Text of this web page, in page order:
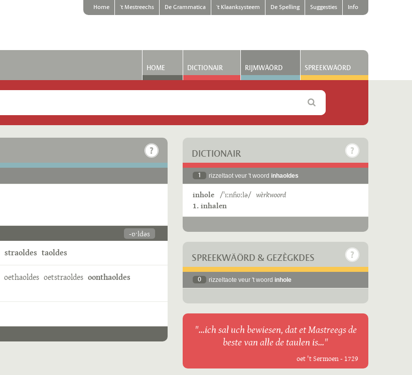
Home 't Mestreechs De Grammatica 't Klaanksysteem De Spelling Suggesties Info
HOME DICTIONAIR RIJMWÄÖRD SPREEKWÄÖRD
-ɒˑldəs
straoldes taoldes
oethaoldes oetstraoldes oonthaoldes
DICTIONAIR
1 rizzeltaot veur 't woord inhaoldes
inhole /ˈɪːnɦʊːlə/ wèrkwoord
1. inhalen
SPREEKWÄÖRD & GEZÈGKDES
0 rizzeltaote veur 't woord inhole
"...ich sal uch bewiesen, dat et Mastreegs de
beste van alle de taulen is..."
oet 't Sermoen - 1729